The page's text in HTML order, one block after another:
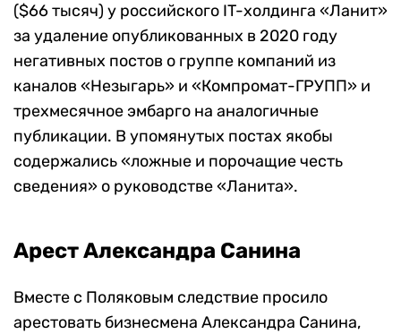
($66 тысяч) у российского IT-холдинга «Ланит»
за удаление опубликованных в 2020 году
негативных постов о группе компаний из
каналов «Незыгарь» и «Компромат-ГРУПП» и
трехмесячное эмбарго на аналогичные
публикации. В упомянутых постах якобы
содержались «ложные и порочащие честь
сведения» о руководстве «Ланита».
Арест Александра Санина
Вместе с Поляковым следствие просило
арестовать бизнесмена Александра Санина,